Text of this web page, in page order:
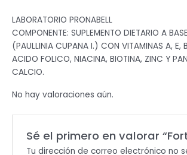
LABORATORIO PRONABELL
COMPONENTE: SUPLEMENTO DIETARIO A
(PAULLINIA CUPANA I.) CON VITAMINAS A, E,
ACIDO FOLICO, NIACINA, BIOTINA, ZINC Y
CALCIO.
No hay valoraciones aún.
Sé el primero en valorar
Tu dirección de correo electrónico no